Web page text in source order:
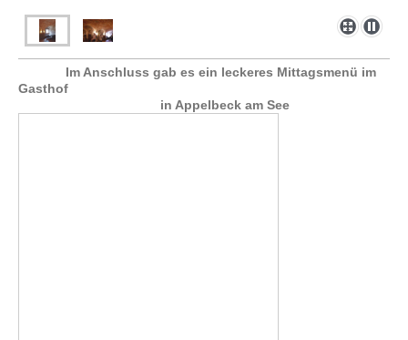
Im Anschluss gab es ein leckeres Mittagsmenü im
Gasthof
in Appelbeck am See